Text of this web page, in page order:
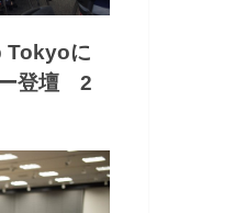
Tokyoに
ー登壇 2